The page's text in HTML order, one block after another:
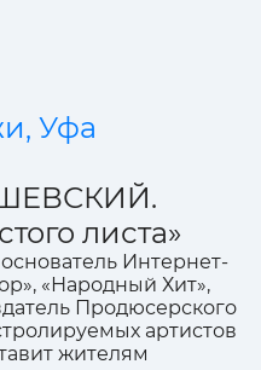
Уфа
листа»
Интернет-
«Народный Хит»,
Продюсерского
артистов
жителям